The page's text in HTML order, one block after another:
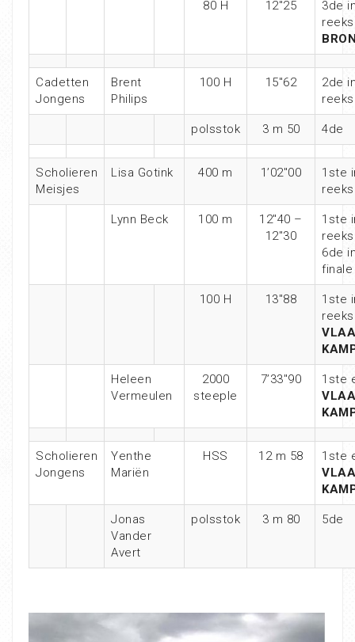
80 H 12″25
3de
Cadetten
Jongens
Brent
Philips
100 H 15″62
2de
reeks
polsstok 3 m 50 4de
Scholieren
Meisjes
Lisa Gotink 400 m 1’02″00
1ste
reeks
Lynn Beck 100 m
12″40 –
12″30
1ste
6de
finale
100 H 13″88
1ste
Heleen
Vermeulen
2000
steeple
7’33″90
1ste
Scholieren
Jongens
Yenthe
Mariën
HSS 12 m 58
1ste
Jonas
Vander
Avert
polsstok 3 m 80 5de